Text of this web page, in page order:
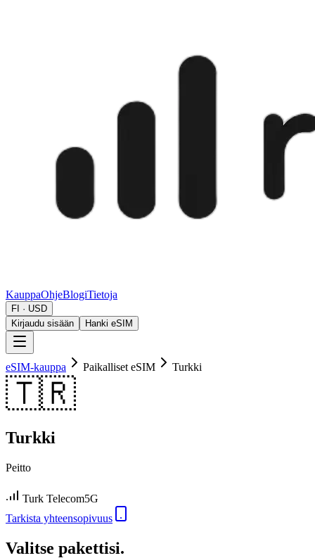
KauppaOhjeBlogiTietoja
FI · USD
Kirjaudu sisään
Hanki eSIM
eSIM-kauppa Paikalliset eSIM Turkki
🇹🇷
Turkki
Peitto
Turk Telecom5G
Tarkista yhteensopivuus
Valitse pakettisi.